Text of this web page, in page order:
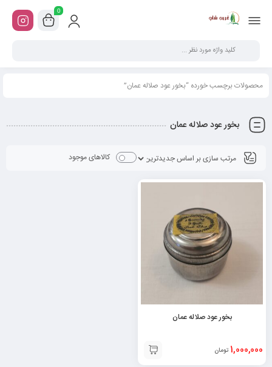
0
محصولات برچسب خورده “بخور عود صلاله عمان”
بخور عود صلاله عمان
کالاهای موجود
بخور عود صلاله عمان
1,000,000 تومان